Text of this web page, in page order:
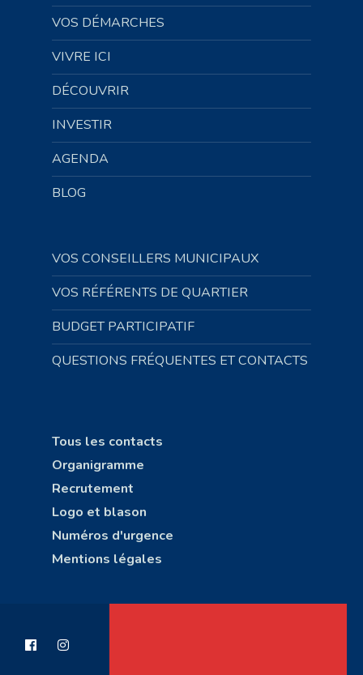
VOS DÉMARCHES
VIVRE ICI
DÉCOUVRIR
INVESTIR
AGENDA
BLOG
VOS CONSEILLERS MUNICIPAUX
VOS RÉFÉRENTS DE QUARTIER
BUDGET PARTICIPATIF
QUESTIONS FRÉQUENTES ET CONTACTS
Tous les contacts
Organigramme
Recrutement
Logo et blason
Numéros d'urgence
Mentions légales